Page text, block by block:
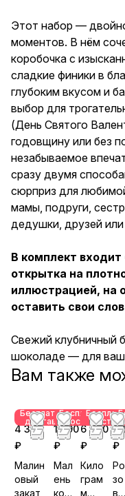
незабываемое
говоря о ваших
двумя способами. Это
роскошный и вкусный
для любимой женщины,
девушки, жены, мамы,
подруги, сестры, мужа,
бабушки, дедушки,
коллег. В комплект
бесплатная уникальная
открытка на плотной
обороте которой можно
оставить свои слова.
клубничный букет и
изысканные финики в
шоколаде — для ваших
Этот набор —
моментов. В нём
коробочка с
сладкие финики в
глубоким вкусом и
выбор для
(День Святого
годовщину или без
незабываемое
сразу двумя
сюрприз для
мамы, подруги,
дедушки, друзей или
В комплект
открытка на
иллюстрацией, на
оставить свои
Свежий клубничный
шоколаде — для
Вам также
Бесплатная
доставка
4 390
₽
Малин
овый
закат
Бесплатная
доставка
1 390
₽
Мал
ень
кое
6 490
₽
Кило
грам
м
3
₽
Ро
зо
во